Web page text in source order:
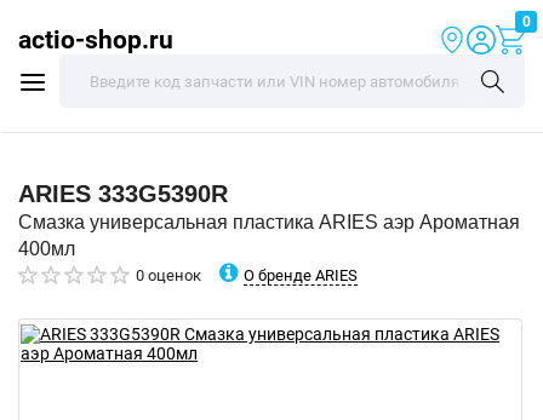
actio-shop.ru
0
ARIES 333G5390R
Смазка универсальная пластика ARIES аэр Ароматная
400мл
0 оценок О бренде ARIES